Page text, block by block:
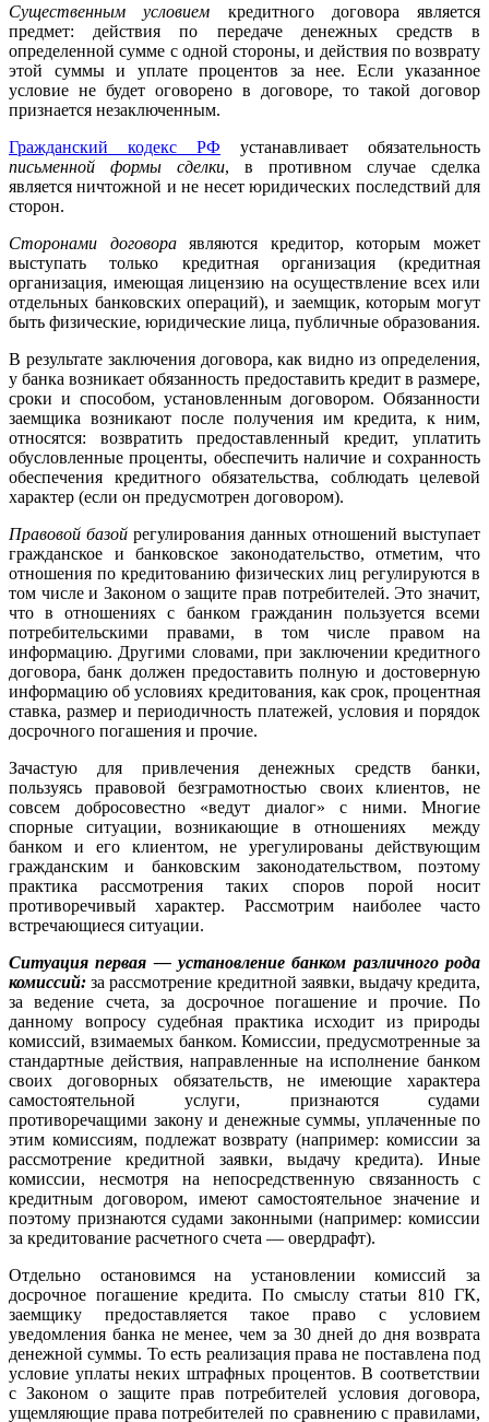
Существенным условием кредитного договора является
предмет: действия по передаче денежных средств в
определенной сумме с одной стороны, и действия по возврату
этой суммы и уплате процентов за нее. Если указанное
условие не будет оговорено в договоре, то такой договор
признается незаключенным.
Гражданский кодекс РФ устанавливает обязательность
письменной формы сделки, в противном случае сделка
является ничтожной и не несет юридических последствий для
сторон.
Сторонами договораявляются кредитор, которым может
выступать только кредитная организация (кредитная
организация, имеющая лицензию на осуществление всех или
отдельных банковских операций), и заемщик, которым могут
быть физические, юридические лица, публичные образования.
В результате заключения договора, как видно из определения,
у банка возникает обязанность предоставить кредит в размере,
сроки и способом, установленным договором. Обязанности
заемщика возникают после получения им кредита, к ним,
относятся: возвратить предоставленный кредит, уплатить
обусловленные проценты, обеспечить наличие и сохранность
обеспечения кредитного обязательства, соблюдать целевой
характер (если он предусмотрен договором).
Правовой базой регулирования данных отношений выступает
гражданское и банковское законодательство, отметим, что
отношения по кредитованию физических лиц регулируются в
том числе и Законом о защите прав потребителей. Это значит,
что в отношениях с банком гражданин пользуется всеми
потребительскими правами, в том числе правом на
информацию. Другими словами, при заключении кредитного
договора, банк должен предоставить полную и достоверную
информацию об условиях кредитования, как срок, процентная
ставка, размер и периодичность платежей, условия и порядок
досрочного погашения и прочие.
Зачастую для привлечения денежных средств банки,
пользуясь правовой безграмотностью своих клиентов, не
совсем добросовестно «ведут диалог» с ними. Многие
спорные ситуации, возникающие в отношениях между
банком и его клиентом, не урегулированы действующим
гражданским и банковским законодательством, поэтому
практика рассмотрения таких споров порой носит
противоречивый характер. Рассмотрим наиболее часто
встречающиеся ситуации.
Ситуация первая — установление банком различного рода
комиссий: за рассмотрение кредитной заявки, выдачу кредита,
за ведение счета, за досрочное погашение и прочие. По
данному вопросу судебная практика исходит из природы
комиссий, взимаемых банком. Комиссии, предусмотренные за
стандартные действия, направленные на исполнение банком
своих договорных обязательств, не имеющие характера
самостоятельной услуги, признаются судами
противоречащими закону и денежные суммы, уплаченные по
этим комиссиям, подлежат возврату (например: комиссии за
рассмотрение кредитной заявки, выдачу кредита). Иные
комиссии, несмотря на непосредственную связанность с
кредитным договором, имеют самостоятельное значение и
поэтому признаются судами законными (например: комиссии
за кредитование расчетного счета — овердрафт).
Отдельно остановимся на установлении комиссий за
досрочное погашение кредита. По смыслу статьи 810 ГК,
заемщику предоставляется такое право с условием
уведомления банка не менее, чем за 30 дней до дня возврата
денежной суммы. То есть реализация права не поставлена под
условие уплаты неких штрафных процентов. В соответствии
с Законом о защите прав потребителей условия договора,
ущемляющие права потребителей по сравнению с правилами,